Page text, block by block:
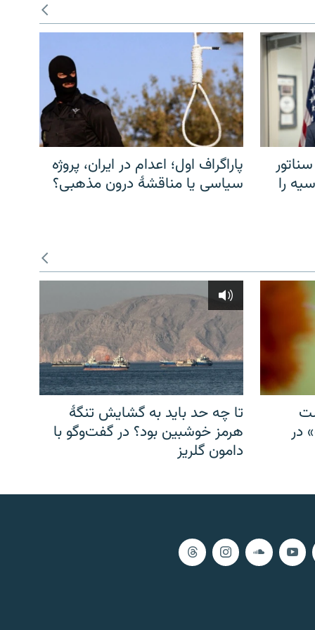
را
پاراگراف اول؛ اعدام در ایران، پروژه
سیاسی یا مناقشهٔ درون مذهبی؟
در
تا چه حد باید به گشایش تنگهٔ
هرمز خوشبین بود؟ در گفت‌وگو با
دامون گلریز